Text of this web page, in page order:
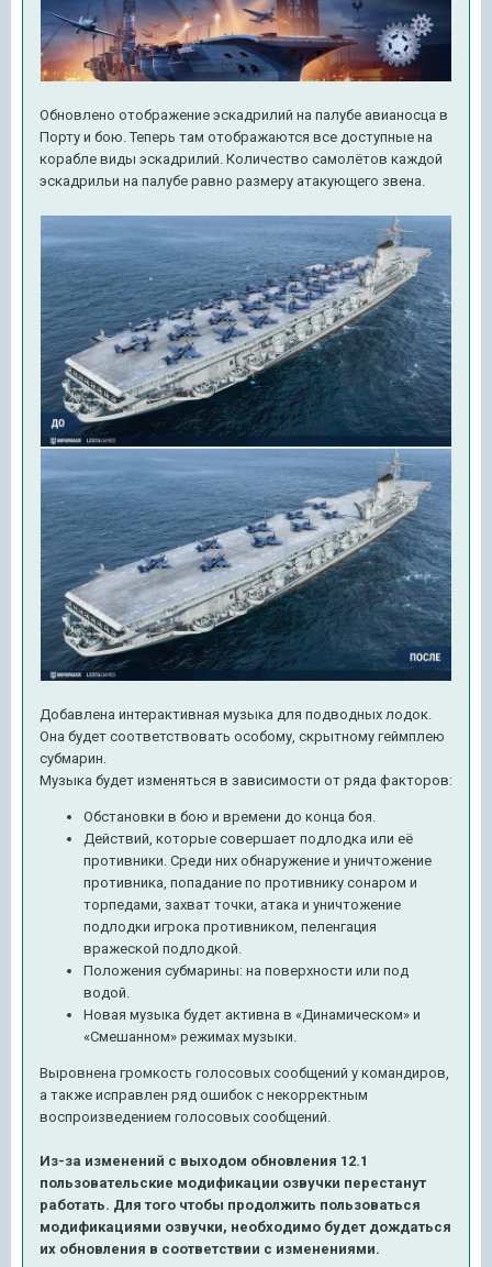
Обновлено отображение эскадрилий на палубе авианосца в
Порту и бою. Теперь там отображаются все доступные на
корабле виды эскадрилий. Количество самолётов каждой
эскадрильи на палубе равно размеру атакующего звена.
Добавлена интерактивная музыка для подводных лодок.
Она будет соответствовать особому, скрытному геймплею
субмарин.
Музыка будет изменяться в зависимости от ряда факторов:
Обстановки в бою и времени до конца боя.
Действий, которые совершает подлодка или её
противники. Среди них обнаружение и уничтожение
противника, попадание по противнику сонаром и
торпедами, захват точки, атака и уничтожение
подлодки игрока противником, пеленгация
вражеской подлодкой.
Положения субмарины: на поверхности или под
водой.
Новая музыка будет активна в «Динамическом» и
«Смешанном» режимах музыки.
Выровнена громкость голосовых сообщений у командиров,
а также исправлен ряд ошибок с некорректным
воспроизведением голосовых сообщений.
Из-за изменений с выходом обновления 12.1
пользовательские модификации озвучки перестанут
работать. Для того чтобы продолжить пользоваться
модификациями озвучки, необходимо будет дождаться
их обновления в соответствии с изменениями.